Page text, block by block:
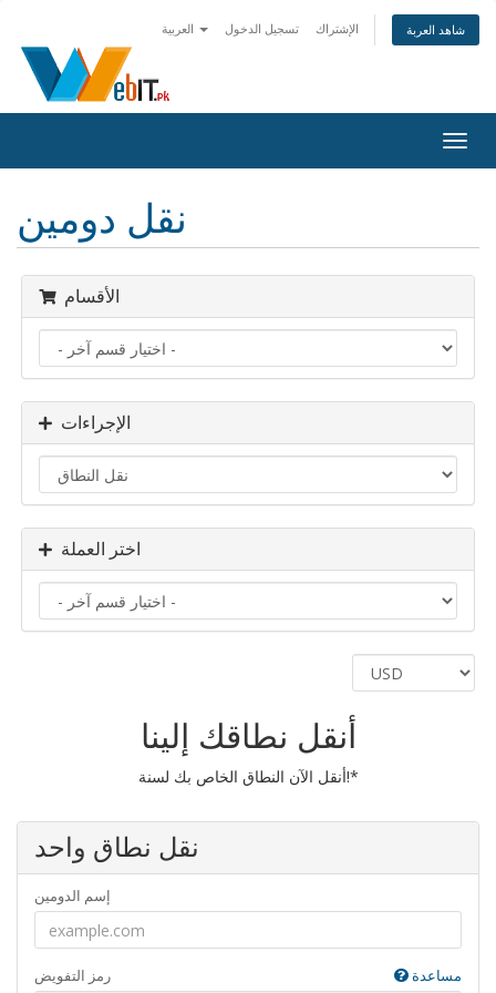
تسجيل الدخول الإشتراك شاهد العربة
نقل دومين
الأقسام
الإجراءات
اختر العملة
أنقل نطاقك إلينا
أنقل الآن النطاق الخاص بك لسنة!*
نقل نطاق واحد
إسم الدومين
رمز التفويض مساعدة